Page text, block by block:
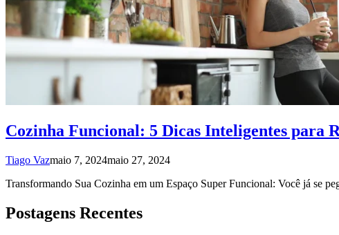
Cozinha Funcional: 5 Dicas Inteligentes para
Tiago Vazmaio 7, 2024maio 27, 2024
Transformando Sua Cozinha em um Espaço Super Funcional: Você já se
Postagens Recentes